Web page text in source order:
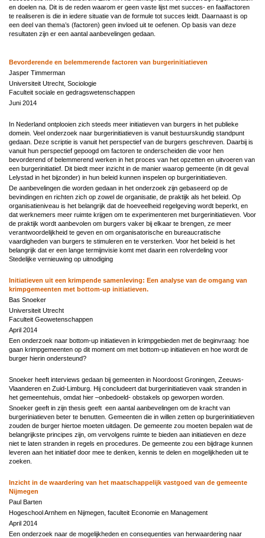
en doelen na. Dit is de reden waarom er geen vaste lijst met succes- en faalfactoren
te realiseren is die in iedere situatie van de formule tot succes leidt. Daarnaast is op
een deel van thema’s (factoren) geen invloed uit te oefenen. Op basis van deze
resultaten zijn er een aantal aanbevelingen gedaan.
Bevorderende en belemmerende factoren van burgerinitiatieven
Jasper Timmerman
Universiteit Utrecht, Sociologie
Faculteit sociale en gedragswetenschappen
Juni 2014
In Nederland ontplooien zich steeds meer initiatieven van burgers in het publieke
domein. Veel onderzoek naar burgerinitiatieven is vanuit bestuurskundig standpunt
gedaan. Deze scriptie is vanuit het perspectief van de burgers geschreven. Daarbij is
vanuit hun perspectief gepoogd om factoren te onderscheiden die voor hen
bevorderend of belemmerend werken in het proces van het opzetten en uitvoeren van
een burgerinitiatief. Dit biedt meer inzicht in de manier waarop gemeente (in dit geval
Lelystad in het bijzonder) in hun beleid kunnen inspelen op burgerinitiatieven.
De aanbevelingen die worden gedaan in het onderzoek zijn gebaseerd op de
bevindingen en richten zich op zowel de organisatie, de praktijk als het beleid. Op
organisatieniveau is het belangrijk dat de hoeveelheid regelgeving wordt beperkt, en
dat werknemers meer ruimte krijgen om te experimenteren met burgerinitiatieven. Voor
de praktijk wordt aanbevolen om burgers vaker bij elkaar te brengen, ze meer
verantwoordelijkheid te geven en om organisatorische en bureaucratische
vaardigheden van burgers te stimuleren en te versterken. Voor het beleid is het
belangrijk dat er een lange termijnvisie komt met daarin een rolverdeling voor
Stedelijke vernieuwing op uitnodiging
Initiatieven uit een krimpende samenleving: Een analyse van de omgang van
krimpgemeenten met bottom-up initiatieven.
Bas Snoeker
Universiteit Utrecht
Faculteit Geowetenschappen
April 2014
Een onderzoek naar bottom-up initiatieven in krimpgebieden met de beginvraag: hoe
gaan krimpgemeenten op dit moment om met bottom-up initiatieven en hoe wordt de
burger hierin ondersteund?
Snoeker heeft interviews gedaan bij gemeenten in Noordoost Groningen, Zeeuws-
Vlaanderen en Zuid-Limburg. Hij concludeert dat burgerinitiatieven vaak stranden in
het gemeentehuis, omdat hier –onbedoeld- obstakels op geworpen worden.
Snoeker geeft in zijn thesis geeft een aantal aanbevelingen om de kracht van
burgeriniatieven beter te benutten. Gemeenten die in willen zetten op burgerinitiatieven
zouden de burger hiertoe moeten uitdagen. De gemeente zou moeten bepalen wat de
belangrijkste principes zijn, om vervolgens ruimte te bieden aan initiatieven en deze
niet te laten stranden in regels en procedures. De gemeente zou een bijdrage kunnen
leveren aan het initiatief door mee te denken, kennis te delen en mogelijkheden uit te
zoeken.
Inzicht in de waardering van het maatschappelijk vastgoed van de gemeente
Nijmegen
Paul Barten
Hogeschool Arnhem en Nijmegen, faculteit Economie en Management
April 2014
Een onderzoek naar de mogelijkheden en consequenties van herwaardering naar